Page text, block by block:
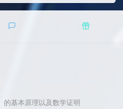
的基本原理以及数学证明